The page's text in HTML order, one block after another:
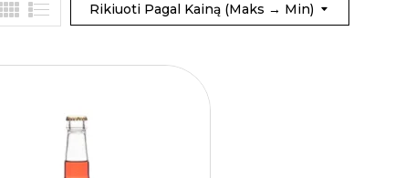
Rikiuoti Pagal Kainą (maks → Min)